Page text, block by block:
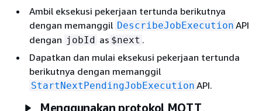
Ambil eksekusi pekerjaan tertunda berikutnya
dengan memanggil DescribeJobExecution API
dengan jobId as $next .
Dapatkan dan mulai eksekusi pekerjaan tertunda
berikutnya dengan memanggil
StartNextPendingJobExecution API.
Menggunakan protokol MQTT